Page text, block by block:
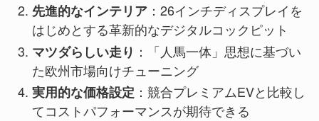
先進的なインテリア：26インチディスプレイを
はじめとする革新的なデジタルコックピット
マツダらしい走り ：「人馬一体」思想に基づい
た欧州市場向けチューニング
実用的な価格設定 ：競合プレミアムEVと比較し
てコストパフォーマンスが期待できる